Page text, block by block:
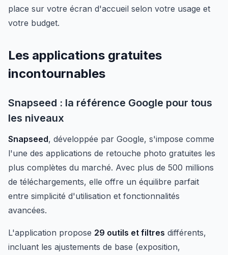
place sur votre écran d'accueil selon votre usage et
votre budget.
Les applications gratuites
incontournables
Snapseed : la référence Google pour tous
les niveaux
Snapseed, développée par Google, s'impose comme
l'une des applications de retouche photo gratuites les
plus complètes du marché. Avec plus de 500 millions
de téléchargements, elle offre un équilibre parfait
entre simplicité d'utilisation et fonctionnalités
avancées.
L'application propose 29 outils et filtres différents,
incluant les ajustements de base (exposition,